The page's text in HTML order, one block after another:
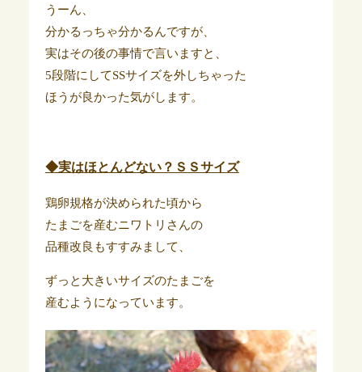
うーん、
分かるっちゃ分かるんですが、
実はその後の事情で言いますと、
5段階にしてSSサイズを外しちゃった
ほうが良かった気がします。
◆実はほとんどない？ＳＳサイズ
鶏卵規格が決められた頃から
たまごを産むニワトリさんの
品種改良もすすみまして、
ずっと大きいサイズのたまごを
産むようになっています。